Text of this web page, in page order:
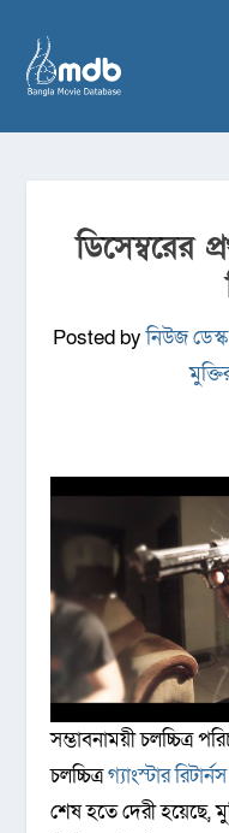
ডিসেম্বরের
Posted byনিউজ ডেস্ক
সম্ভাবনাময়ী চলচ্চিত্র
চলচ্চিত্রগ্যাংস্টার রিটার্নস
শেষ হতে দেরী হয়েছে,